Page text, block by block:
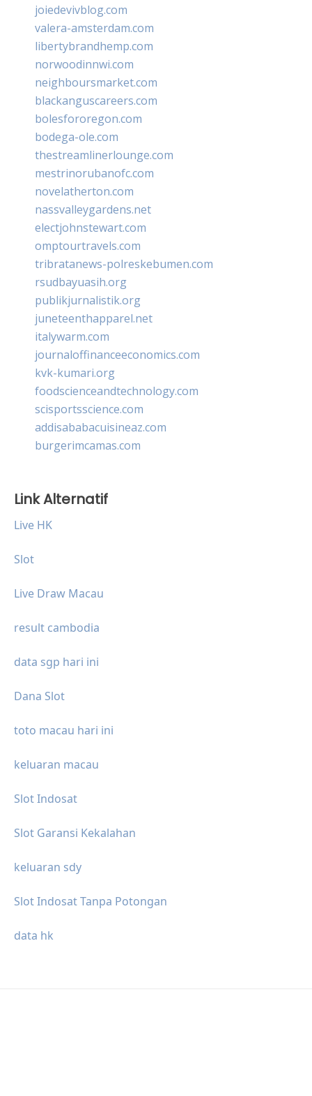
joiedevivblog.com
valera-amsterdam.com
libertybrandhemp.com
norwoodinnwi.com
neighboursmarket.com
blackanguscareers.com
bolesfororegon.com
bodega-ole.com
thestreamlinerlounge.com
mestrinorubanofc.com
novelatherton.com
nassvalleygardens.net
electjohnstewart.com
omptourtravels.com
tribratanews-polreskebumen.com
rsudbayuasih.org
publikjurnalistik.org
juneteenthapparel.net
italywarm.com
journaloffinanceeconomics.com
kvk-kumari.org
foodscienceandtechnology.com
scisportsscience.com
addisababacuisineaz.com
burgerimcamas.com
Link Alternatif
Live HK
Slot
Live Draw Macau
result cambodia
data sgp hari ini
Dana Slot
toto macau hari ini
keluaran macau
Slot Indosat
Slot Garansi Kekalahan
keluaran sdy
Slot Indosat Tanpa Potongan
data hk